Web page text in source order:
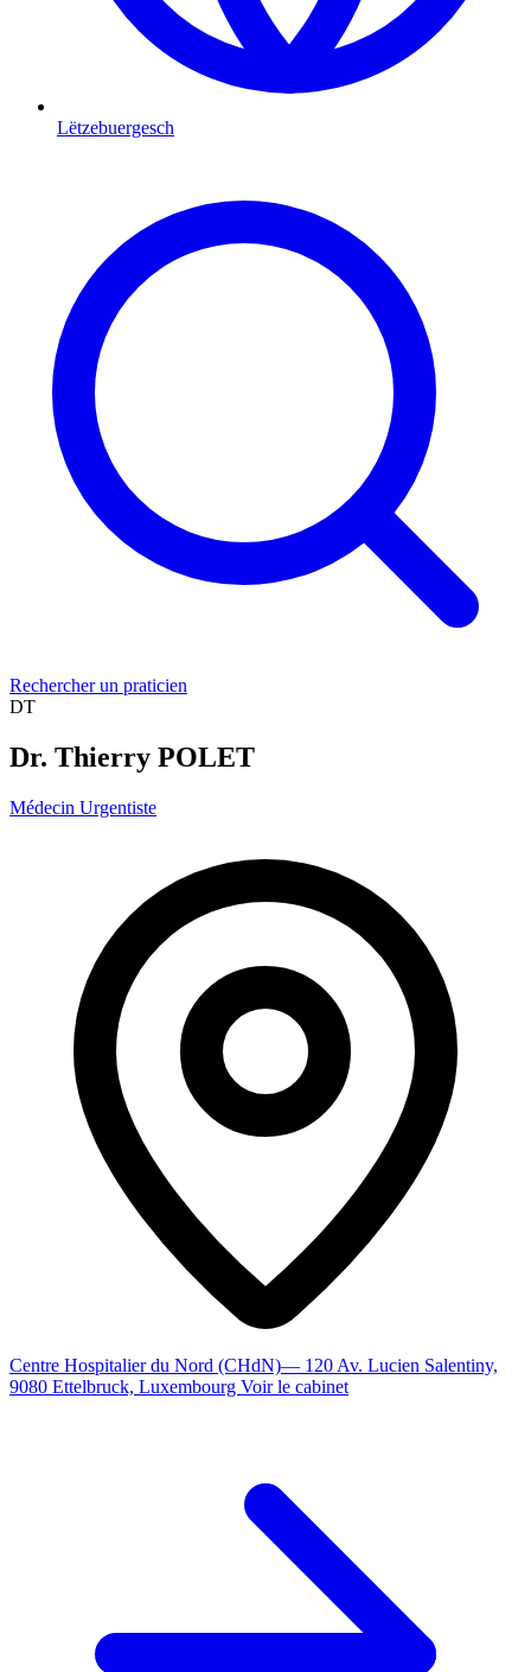
Lëtzebuergesch
Rechercher un praticien
DT
Dr. Thierry POLET
Médecin Urgentiste
Centre Hospitalier du Nord (CHdN)— 120 Av. Lucien Salentiny,
9080 Ettelbruck, Luxembourg Voir le cabinet